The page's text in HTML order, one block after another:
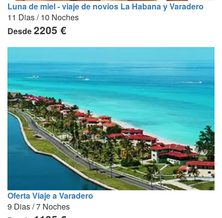
Luna de miel - viaje de novios La Habana y Varadero
11 Dias / 10 Noches
Desde2205 €
Oferta Viaje a Varadero
9 Dias / 7 Noches